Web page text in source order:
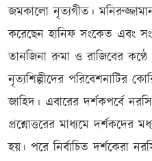
জমকালো নৃত্যগীত।
করেছেন হানিফ সংকেত এবং
তানজিনা রুমা ও রাজিবের
নৃত্যশিল্পীদের পরিবেশনাটির
জাহিদ। এবারের দর্শকপর্বে
প্রশ্নোত্তরের মাধ্যমে দর্শকদের
হয়। পরে নির্বাচিত দর্শকেরা